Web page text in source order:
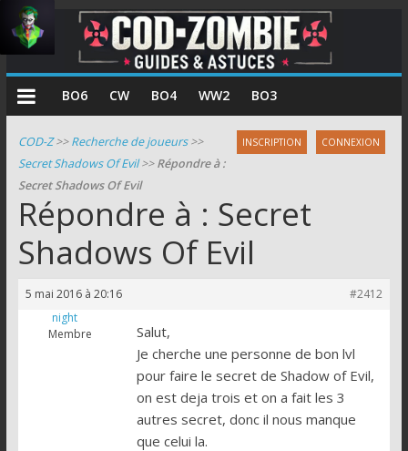
COD
Zombie
Guides
et
astuces
pour
le
zombie
BO6 CW BO4 WW2 BO3
INSCRIPTION CONNEXION
COD-Z>>Recherche de joueurs>>
Secret Shadows Of Evil>>Répondre à :
Secret Shadows Of Evil
Répondre à : Secret
Shadows Of Evil
5 mai 2016 à 20:16
#2412
night
Membre
Salut,
Je cherche une personne de bon lvl
pour faire le secret de Shadow of Evil,
on est deja trois et on a fait les 3
autres secret, donc il nous manque
que celui la.